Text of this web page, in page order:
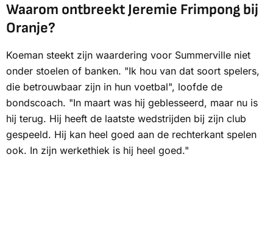
Waarom ontbreekt Jeremie Frimpong bij
Oranje?
Koeman steekt zijn waardering voor Summerville niet
onder stoelen of banken. "Ik hou van dat soort spelers,
die betrouwbaar zijn in hun voetbal", loofde de
bondscoach. "In maart was hij geblesseerd, maar nu is
hij terug. Hij heeft de laatste wedstrijden bij zijn club
gespeeld. Hij kan heel goed aan de rechterkant spelen
ook. In zijn werkethiek is hij heel goed."